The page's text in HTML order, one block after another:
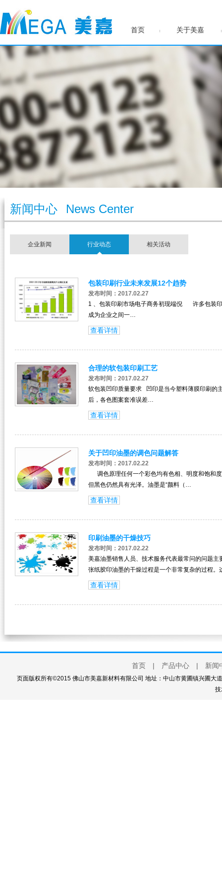
首页 关于美嘉
新闻中心 News Center
企业新闻 行业动态 相关活动
包装印刷行业未来发展12个趋势
发布时间：2017.02.27
1 、包装印刷市场电子商务初现端倪 许多包装印
成为企业之间一…
查看详情
合理的软包装印刷工艺
发布时间：2017.02.27
软包装凹印质量要求 凹印是当今塑料薄膜印刷的
后，各色图案套准误差…
查看详情
关于凹印油墨的调色问题解答
发布时间：2017.02.22
调色原理任何一个彩色均有色相、明度和饱和
但黑色仍然具有光泽。油墨是“颜料（…
查看详情
印刷油墨的干燥技巧
发布时间：2017.02.22
美嘉油墨销售人员、技术服务代表最常问的问
张纸胶印油墨的干燥过程是一个非常复杂的过程
查看详情
首页 | 产品中心 | 新闻
页面版权所有©2015 佛山市美嘉新材料有限公司 地址：中山市黄圃镇兴圃大